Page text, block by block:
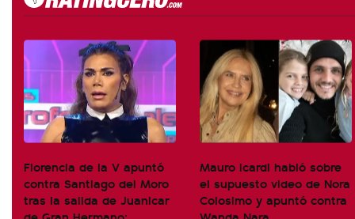
Florencia de la V apuntó
contra Santiago del Moro
tras la salida de Juanicar
Mauro Icardi habló sobre
el supuesto video de Nora
Colosimo y apuntó contra